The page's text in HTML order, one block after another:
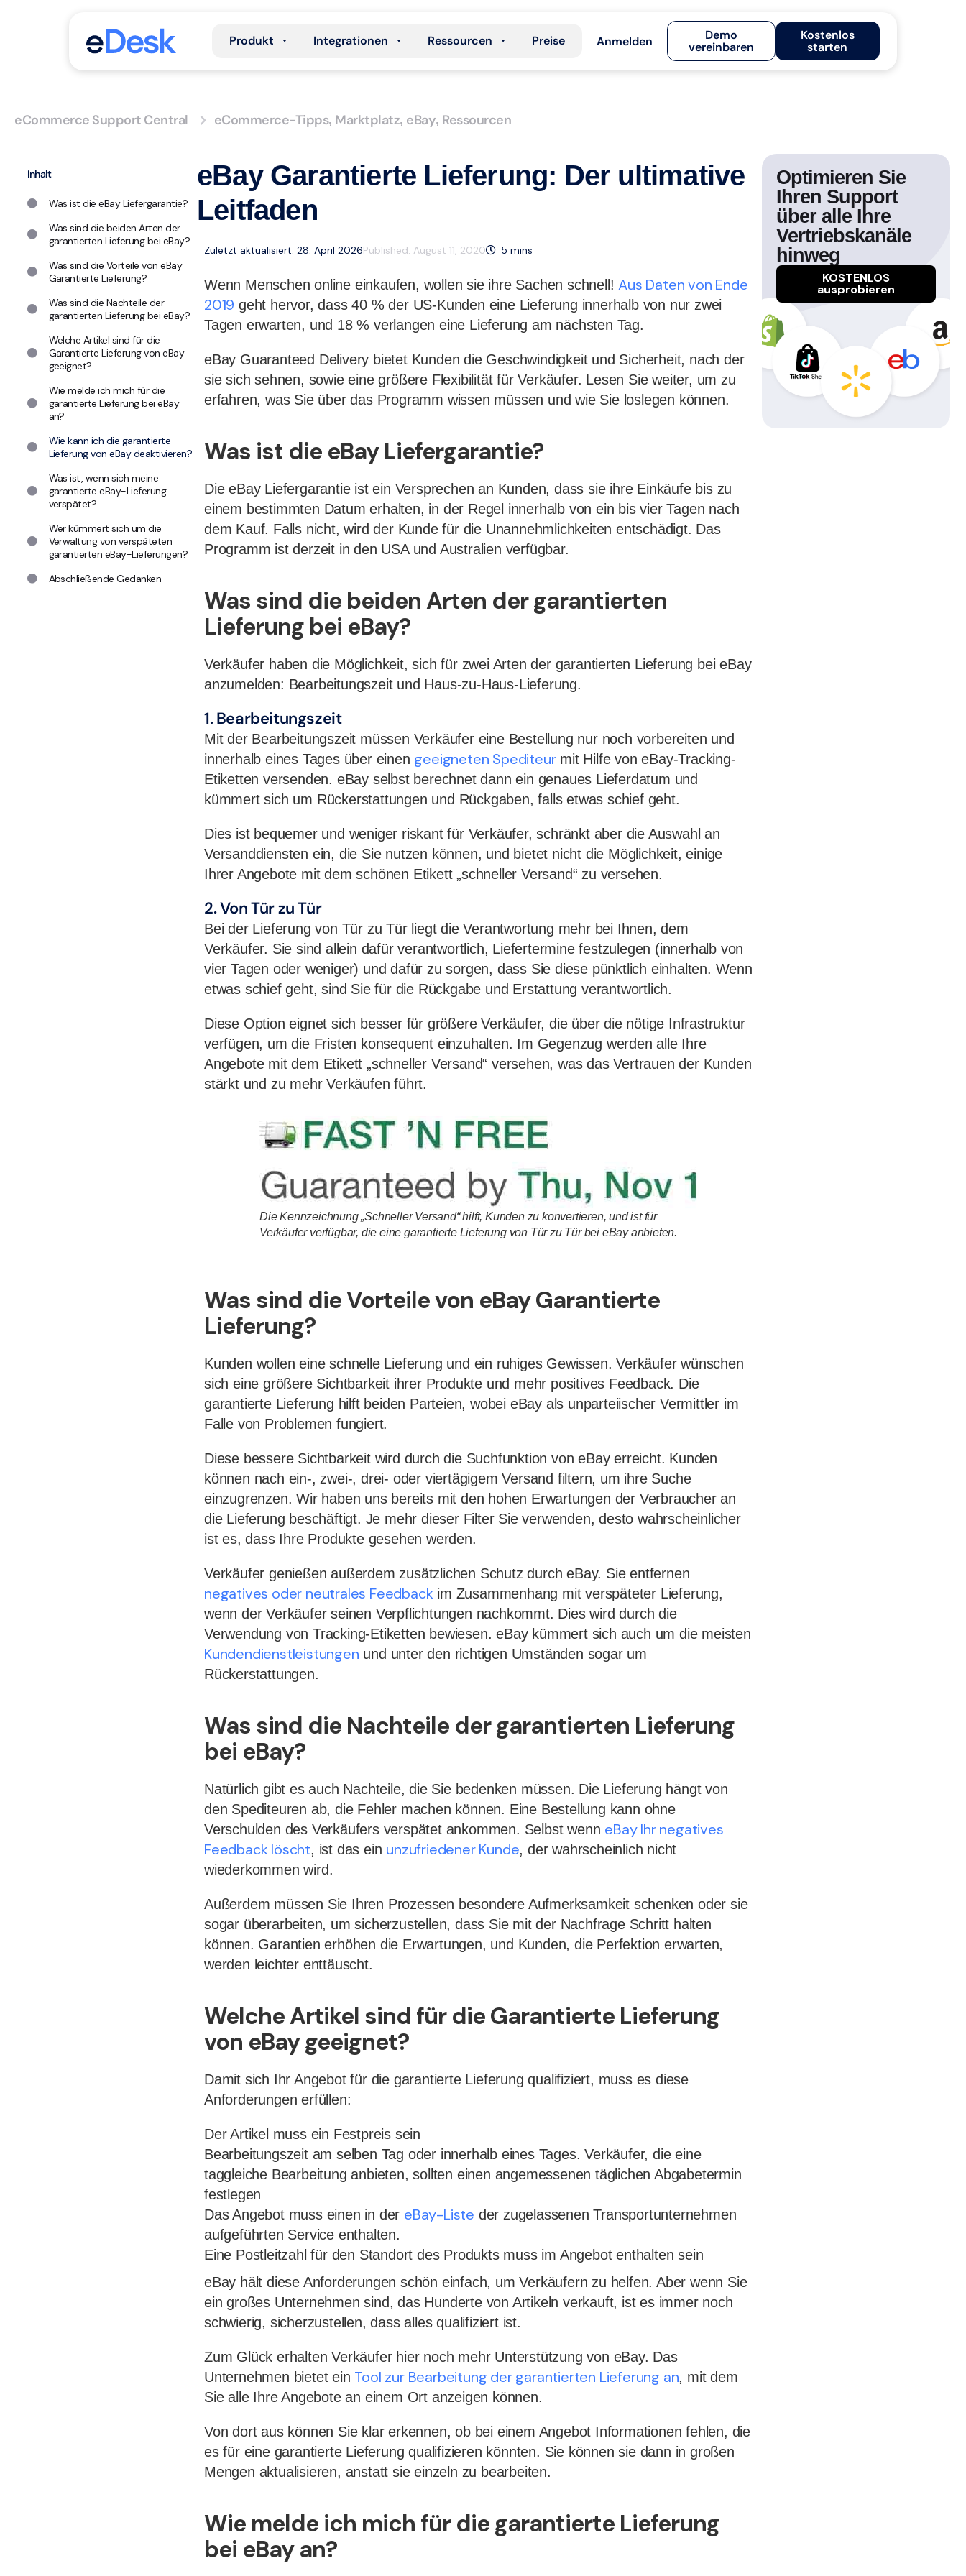
Produkt Integrationen Ressourcen Preise Anmelden
Demo
vereinbaren
Kostenlos
starten
eCommerce Support Central eCommerce-Tipps, Marktplatz, eBay, Ressourcen
Inhalt
Was ist die eBay Liefergarantie?
Was sind die beiden Arten der
garantierten Lieferung bei eBay?
Was sind die Vorteile von eBay
Garantierte Lieferung?
Was sind die Nachteile der
garantierten Lieferung bei eBay?
Welche Artikel sind für die
Garantierte Lieferung von eBay
geeignet?
Wie melde ich mich für die
garantierte Lieferung bei eBay
an?
Wie kann ich die garantierte
Lieferung von eBay deaktivieren?
Was ist, wenn sich meine
garantierte eBay-Lieferung
verspätet?
Wer kümmert sich um die
Verwaltung von verspäteten
garantierten eBay-Lieferungen?
Abschließende Gedanken
eBay Garantierte Lieferung: Der ultimative
Leitfaden
Zuletzt aktualisiert: 28. April 2026Published: August 11, 2020 5 mins
Wenn Menschen online einkaufen, wollen sie ihre Sachen schnell! Aus Daten von Ende
2019 geht hervor, dass 40 % der US-Kunden eine Lieferung innerhalb von nur zwei
Tagen erwarten, und 18 % verlangen eine Lieferung am nächsten Tag.
eBay Guaranteed Delivery bietet Kunden die Geschwindigkeit und Sicherheit, nach der
sie sich sehnen, sowie eine größere Flexibilität für Verkäufer. Lesen Sie weiter, um zu
erfahren, was Sie über das Programm wissen müssen und wie Sie loslegen können.
Was ist die eBay Liefergarantie?
Die eBay Liefergarantie ist ein Versprechen an Kunden, dass sie ihre Einkäufe bis zu
einem bestimmten Datum erhalten, in der Regel innerhalb von ein bis vier Tagen nach
dem Kauf. Falls nicht, wird der Kunde für die Unannehmlichkeiten entschädigt. Das
Programm ist derzeit in den USA und Australien verfügbar.
Was sind die beiden Arten der garantierten
Lieferung bei eBay?
Verkäufer haben die Möglichkeit, sich für zwei Arten der garantierten Lieferung bei eBay
anzumelden: Bearbeitungszeit und Haus-zu-Haus-Lieferung.
1. Bearbeitungszeit
Mit der Bearbeitungszeit müssen Verkäufer eine Bestellung nur noch vorbereiten und
innerhalb eines Tages über einen geeigneten Spediteurmit Hilfe von eBay-Tracking-
Etiketten versenden. eBay selbst berechnet dann ein genaues Lieferdatum und
kümmert sich um Rückerstattungen und Rückgaben, falls etwas schief geht.
Dies ist bequemer und weniger riskant für Verkäufer, schränkt aber die Auswahl an
Versanddiensten ein, die Sie nutzen können, und bietet nicht die Möglichkeit, einige
Ihrer Angebote mit dem schönen Etikett „schneller Versand“ zu versehen.
2. Von Tür zu Tür
Bei der Lieferung von Tür zu Tür liegt die Verantwortung mehr bei Ihnen, dem
Verkäufer. Sie sind allein dafür verantwortlich, Liefertermine festzulegen (innerhalb von
vier Tagen oder weniger) und dafür zu sorgen, dass Sie diese pünktlich einhalten. Wenn
etwas schief geht, sind Sie für die Rückgabe und Erstattung verantwortlich.
Diese Option eignet sich besser für größere Verkäufer, die über die nötige Infrastruktur
verfügen, um die Fristen konsequent einzuhalten. Im Gegenzug werden alle Ihre
Angebote mit dem Etikett „schneller Versand“ versehen, was das Vertrauen der Kunden
stärkt und zu mehr Verkäufen führt.
Die Kennzeichnung „Schneller Versand“ hilft, Kunden zu konvertieren, und ist für
Verkäufer verfügbar, die eine garantierte Lieferung von Tür zu Tür bei eBay anbieten.
Was sind die Vorteile von eBay Garantierte
Lieferung?
Kunden wollen eine schnelle Lieferung und ein ruhiges Gewissen. Verkäufer wünschen
sich eine größere Sichtbarkeit ihrer Produkte und mehr positives Feedback. Die
garantierte Lieferung hilft beiden Parteien, wobei eBay als unparteiischer Vermittler im
Falle von Problemen fungiert.
Diese bessere Sichtbarkeit wird durch die Suchfunktion von eBay erreicht. Kunden
können nach ein-, zwei-, drei- oder viertägigem Versand filtern, um ihre Suche
einzugrenzen. Wir haben uns bereits mit den hohen Erwartungen der Verbraucher an
die Lieferung beschäftigt. Je mehr dieser Filter Sie verwenden, desto wahrscheinlicher
ist es, dass Ihre Produkte gesehen werden.
Verkäufer genießen außerdem zusätzlichen Schutz durch eBay. Sie entfernen
negatives oder neutrales Feedback im Zusammenhang mit verspäteter Lieferung,
wenn der Verkäufer seinen Verpflichtungen nachkommt. Dies wird durch die
Verwendung von Tracking-Etiketten bewiesen. eBay kümmert sich auch um die meisten
Kundendienstleistungen und unter den richtigen Umständen sogar um
Rückerstattungen.
Was sind die Nachteile der garantierten Lieferung
bei eBay?
Natürlich gibt es auch Nachteile, die Sie bedenken müssen. Die Lieferung hängt von
den Spediteuren ab, die Fehler machen können. Eine Bestellung kann ohne
Verschulden des Verkäufers verspätet ankommen. Selbst wenn eBay Ihr negatives
Feedback löscht, ist das ein unzufriedener Kunde, der wahrscheinlich nicht
wiederkommen wird.
Außerdem müssen Sie Ihren Prozessen besondere Aufmerksamkeit schenken oder sie
sogar überarbeiten, um sicherzustellen, dass Sie mit der Nachfrage Schritt halten
können. Garantien erhöhen die Erwartungen, und Kunden, die Perfektion erwarten,
werden leichter enttäuscht.
Welche Artikel sind für die Garantierte Lieferung
von eBay geeignet?
Damit sich Ihr Angebot für die garantierte Lieferung qualifiziert, muss es diese
Anforderungen erfüllen:
Der Artikel muss ein Festpreis sein
Bearbeitungszeit am selben Tag oder innerhalb eines Tages. Verkäufer, die eine
taggleiche Bearbeitung anbieten, sollten einen angemessenen täglichen Abgabetermin
festlegen
Das Angebot muss einen in der eBay-Liste der zugelassenen Transportunternehmen
aufgeführten Service enthalten.
Eine Postleitzahl für den Standort des Produkts muss im Angebot enthalten sein
eBay hält diese Anforderungen schön einfach, um Verkäufern zu helfen. Aber wenn Sie
ein großes Unternehmen sind, das Hunderte von Artikeln verkauft, ist es immer noch
schwierig, sicherzustellen, dass alles qualifiziert ist.
Zum Glück erhalten Verkäufer hier noch mehr Unterstützung von eBay. Das
Unternehmen bietet ein Tool zur Bearbeitung der garantierten Lieferung an, mit dem
Sie alle Ihre Angebote an einem Ort anzeigen können.
Von dort aus können Sie klar erkennen, ob bei einem Angebot Informationen fehlen, die
es für eine garantierte Lieferung qualifizieren könnten. Sie können sie dann in großen
Mengen aktualisieren, anstatt sie einzeln zu bearbeiten.
Wie melde ich mich für die garantierte Lieferung
bei eBay an?
Optimieren Sie
Ihren Support
über alle Ihre
Vertriebskanäle
hinweg
KOSTENLOS
ausprobieren